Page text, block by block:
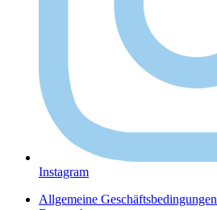
Instagram
Allgemeine Geschäftsbedingungen